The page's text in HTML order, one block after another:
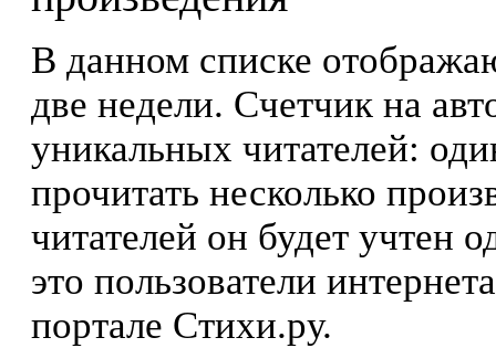
В данном списке
две недели. Счетчик на
уникальных читателей:
прочитать несколько
читателей он будет учтен
это пользователи
портале Стихи.ру.